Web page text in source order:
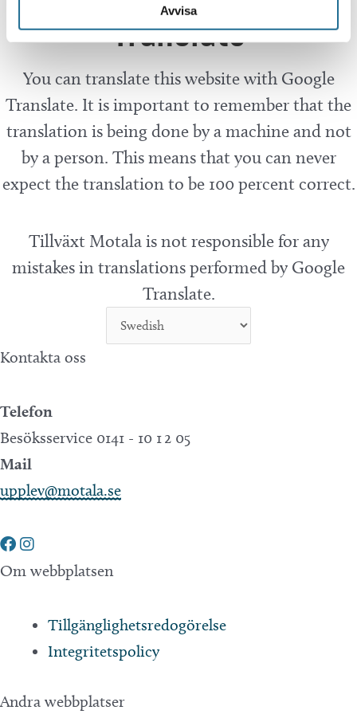
Avvisa
Translate
You can translate this website with Google
Translate. It is important to remember that the
translation is being done by a machine and not
by a person. This means that you can never
expect the translation to be 100 percent correct.
Tillväxt Motala is not responsible for any
mistakes in translations performed by Google
Translate.
Kontakta oss
Telefon
Besöksservice 0141 - 10 1 2 05
Mail
upplev@motala.se
Om webbplatsen
Tillgänglighetsredogörelse
Integritetspolicy
Andra webbplatser